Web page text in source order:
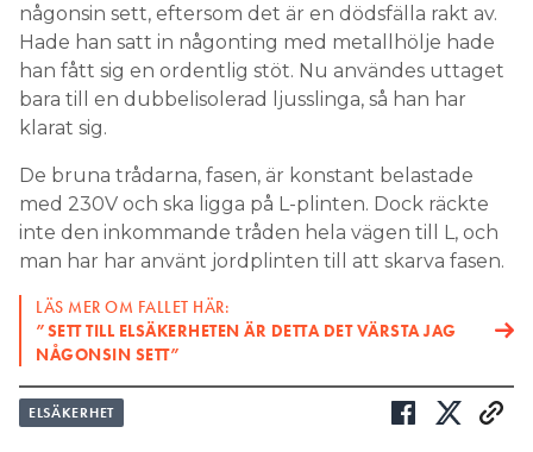
någonsin sett, eftersom det är en dödsfälla rakt av.
Hade han satt in någonting med metallhölje hade
han fått sig en ordentlig stöt. Nu användes uttaget
bara till en dubbelisolerad ljusslinga, så han har
klarat sig.
De bruna trådarna, fasen, är konstant belastade
med 230V och ska ligga på L-plinten. Dock räckte
inte den inkommande tråden hela vägen till L, och
man har har använt jordplinten till att skarva fasen.
LÄS MER OM FALLET HÄR:
”SETT TILL ELSÄKERHETEN ÄR DETTA DET VÄRSTA JAG
NÅGONSIN SETT”
ELSÄKERHET